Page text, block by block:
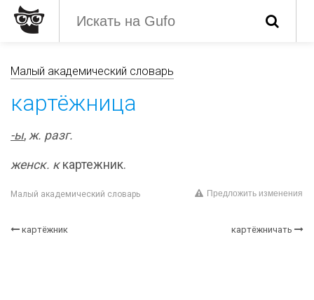
Малый академический словарь
картёжница
-ы, ж. разг.
женск. ккартежник.
Малый академический словарь Предложить изменения
картёжник картёжничать